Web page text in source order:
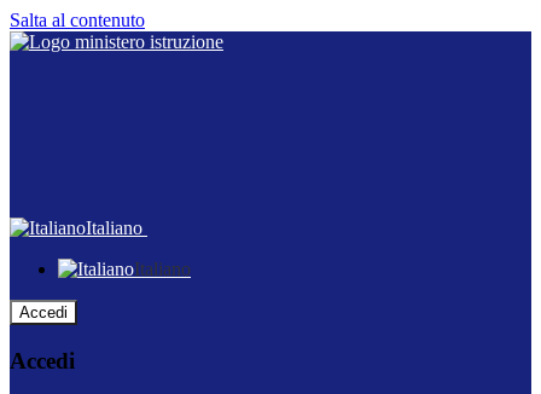
Salta al contenuto
Italiano
Italiano
Accedi
Accedi